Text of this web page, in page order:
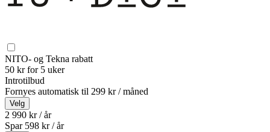
NITO- og Tekna rabatt
50 kr for 5 uker
Introtilbud
Fornyes automatisk til 299 kr / måned
Velg
2 990 kr / år
Spar 598 kr /år